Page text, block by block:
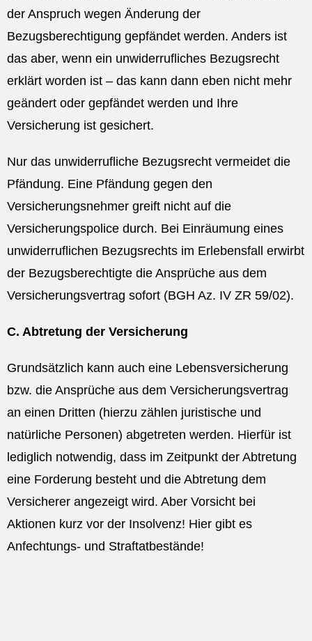
der Anspruch wegen Änderung der
Bezugsberechtigung gepfändet werden. Anders ist
das aber, wenn ein unwiderrufliches Bezugsrecht
erklärt worden ist – das kann dann eben nicht mehr
geändert oder gepfändet werden und Ihre
Versicherung ist gesichert.
Nur das unwiderrufliche Bezugsrecht vermeidet die
Pfändung. Eine Pfändung gegen den
Versicherungsnehmer greift nicht auf die
Versicherungspolice durch. Bei Einräumung eines
unwiderruflichen Bezugsrechts im Erlebensfall erwirbt
der Bezugsberechtigte die Ansprüche aus dem
Versicherungsvertrag sofort (BGH Az. IV ZR 59/02).
C. Abtretung der Versicherung
Grundsätzlich kann auch eine Lebensversicherung
bzw. die Ansprüche aus dem Versicherungsvertrag
an einen Dritten (hierzu zählen juristische und
natürliche Personen) abgetreten werden. Hierfür ist
lediglich notwendig, dass im Zeitpunkt der Abtretung
eine Forderung besteht und die Abtretung dem
Versicherer angezeigt wird. Aber Vorsicht bei
Aktionen kurz vor der Insolvenz! Hier gibt es
Anfechtungs- und Straftatbestände!